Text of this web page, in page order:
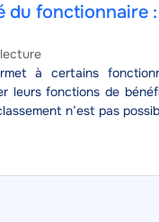
du fonctionnaire
à certains
leurs fonctions de
n’est pas